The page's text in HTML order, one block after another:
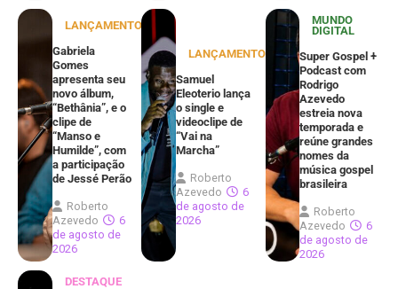
LANÇAMENTOS
Gabriela
Gomes
apresenta seu
novo álbum,
“Bethânia”, e o
clipe de
“Manso e
Humilde”, com
a participação
de Jessé Perão
Roberto
Azevedo
6
de agosto de
2026
LANÇAMENTOS
Samuel
Eleoterio lança
o single e
videoclipe de
“Vai na
Marcha”
Roberto
Azevedo
6
de agosto de
2026
MUNDO
DIGITAL
Super Gospel +
Podcast com
Rodrigo
Azevedo
estreia nova
temporada e
reúne grandes
nomes da
música gospel
brasileira
Roberto
Azevedo
6
de agosto de
2026
DESTAQUE